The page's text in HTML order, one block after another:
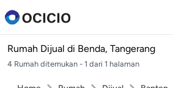
Rumah Dijual di Benda, Tangerang
4 Rumah ditemukan - 1 dari 1 halaman